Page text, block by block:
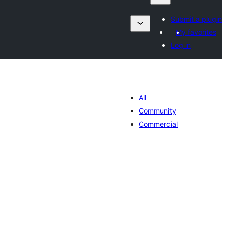
Submit a plugin
My favorites
Log in
All
Community
Commercial